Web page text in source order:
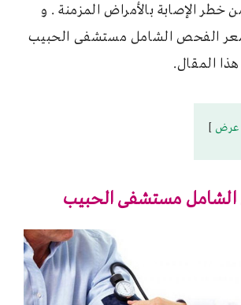
خطر الإصابة بالأمراض المزمنة . و
الفحص الشامل مستشفى الحبيب
المقال.
عرض
مستشفى الحبيب